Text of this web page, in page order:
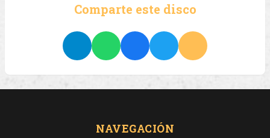
Comparte este disco
NAVEGACIÓN